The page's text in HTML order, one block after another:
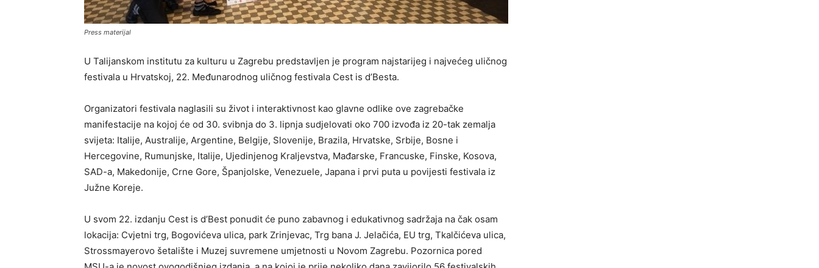
Press materijal
U Talijanskom institutu za kulturu u Zagrebu predstavljen je program najstarijeg i najvećeg uličnog
festivala u Hrvatskoj, 22. Međunarodnog uličnog festivala Cest is d’Besta.
Organizatori festivala naglasili su život i interaktivnost kao glavne odlike ove zagrebačke
manifestacije na kojoj će od 30. svibnja do 3. lipnja sudjelovati oko 700 izvođa iz 20-tak zemalja
svijeta: Italije, Australije, Argentine, Belgije, Slovenije, Brazila, Hrvatske, Srbije, Bosne i
Hercegovine, Rumunjske, Italije, Ujedinjenog Kraljevstva, Mađarske, Francuske, Finske, Kosova,
SAD-a, Makedonije, Crne Gore, Španjolske, Venezuele, Japana i prvi puta u povijesti festivala iz
Južne Koreje.
U svom 22. izdanju Cest is d’Best ponudit će puno zabavnog i edukativnog sadržaja na čak osam
lokacija: Cvjetni trg, Bogovićeva ulica, park Zrinjevac, Trg bana J. Jelačića, EU trg, Tkalčićeva ulica,
Strossmayerovo šetalište i Muzej suvremene umjetnosti u Novom Zagrebu. Pozornica pored